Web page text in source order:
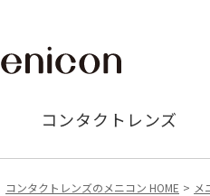
コンタクトレンズ
コンタクトレンズのメニコン HOME メ